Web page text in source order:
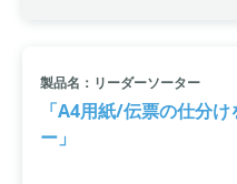
製品名：リーダーソーター
「A4用紙/伝票の仕分
ー」